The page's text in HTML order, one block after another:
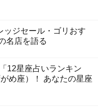
ジセール・ゴリおす
名店を語る
12星座占いランキン
め座）！ あなたの星座